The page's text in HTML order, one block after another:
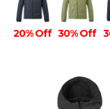
20% Off 30% Off